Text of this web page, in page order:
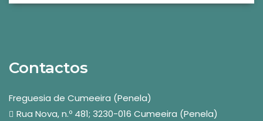
Contactos
Freguesia de Cumeeira (Penela)
Rua Nova, n.º 481; 3230-016 Cumeeira (Penela)